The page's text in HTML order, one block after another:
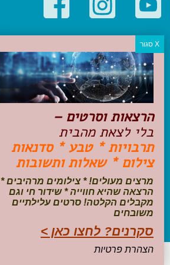
קטגוריות פופולריות
יעדים
טיולים בישראל
מלונות בוטיק בישראל
טיפים והמלצות
הכנות לנסיעה
טיולי ג'יפים
טיולים עם ילדים
שייט, הפלגות, קרוזים
עקבו אחרינו בפייסבוק
הרצאות וסרטים –
בלי לצאת מהבית
תרבויות * טבע * סדנאות
צילום * שאלות ותשובות
מרצים מעולים! * צילומים מרהיבים *
הרצאה שהיא חווייה * שידור חי וגם
מקבלים הקלטה! סרטים עלילתיים
משובחים
סקרנים? לחצו כאן >
הצהרת פרטיות